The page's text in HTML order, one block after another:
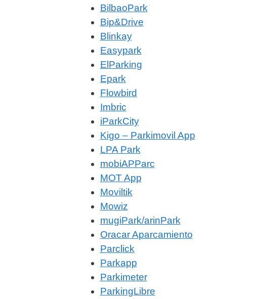
BilbaoPark
Bip&Drive
Blinkay
Easypark
ElParking
Epark
Flowbird
Imbric
iParkCity
Kigo – Parkimovil App
LPA Park
mobiAPParc
MOT App
Moviltik
Mowiz
mugiPark/arinPark
Oracar Aparcamiento
Parclick
Parkapp
Parkimeter
ParkingLibre